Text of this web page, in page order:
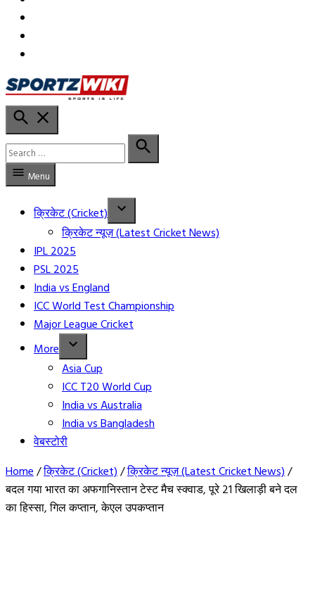
Sportzwiki Hindi
Open
Search
Search
for:
Search
Menu
क्रिकेट (Cricket)
क्रिकेट न्यूज़ (Latest Cricket News)
IPL 2025
PSL 2025
India vs England
ICC World Test Championship
Major League Cricket
More
Asia Cup
ICC T20 World Cup
India vs Australia
India vs Bangladesh
वेबस्टोरी
Home/क्रिकेट (Cricket)/क्रिकेट न्यूज़ (Latest Cricket News)/
बदल गया भारत का अफगानिस्तान टेस्ट मैच स्क्वाड, पूरे 21 खिलाड़ी बने दल
का हिस्सा, गिल कप्तान, केएल उपकप्तान